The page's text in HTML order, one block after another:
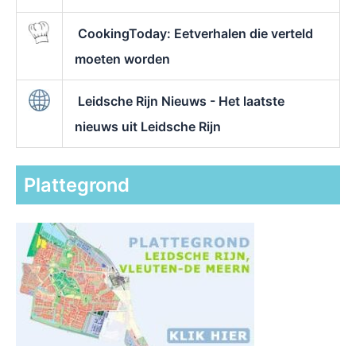
CookingToday: Eetverhalen die verteld
moeten worden
Leidsche Rijn Nieuws - Het laatste
nieuws uit Leidsche Rijn
Plattegrond